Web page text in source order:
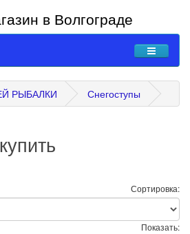
в Волгограде
РЫБАЛКИ Снегоступы
Сортировка:
Показать: